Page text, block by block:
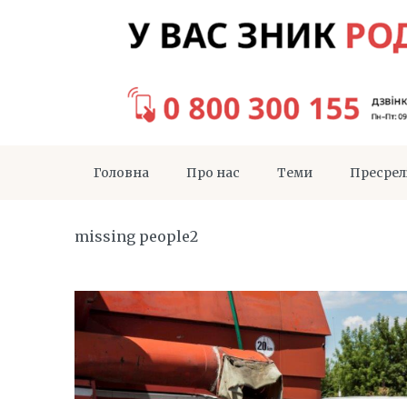
Головна Про нас Теми
missing people2